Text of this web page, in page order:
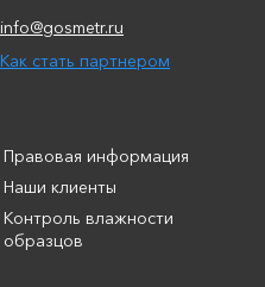
info@gosmetr.ru
Как стать партнером
Правовая информация
Наши клиенты
Контроль влажности
образцов